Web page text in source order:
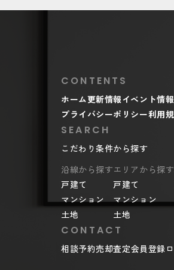
CONTENTS
ホーム更新情報イベント情報
プライバシーポリシー利用
SEARCH
こだわり条件から探す
沿線から探す
戸建て
マンション
土地
エリアから探す
戸建て
マンション
土地
CONTACT
相談予約売却査定会員登録